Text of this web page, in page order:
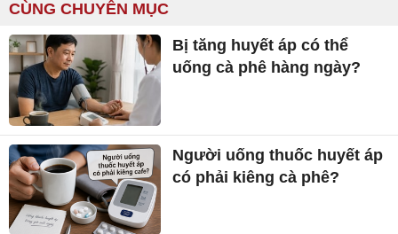
CÙNG CHUYÊN MỤC
Bị tăng huyết áp có thể
uống cà phê hàng ngày?
Người uống thuốc huyết áp
có phải kiêng cà phê?